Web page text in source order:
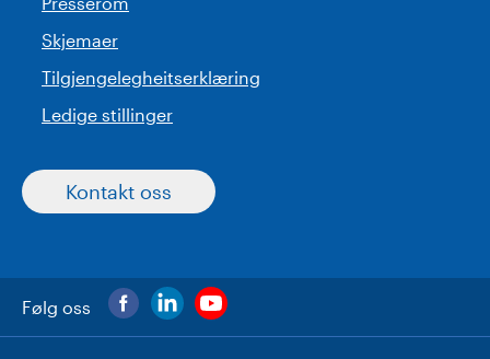
Skjemaer
Tilgjengelegheitserklæring
Ledige stillinger
Kontakt oss
Følg oss